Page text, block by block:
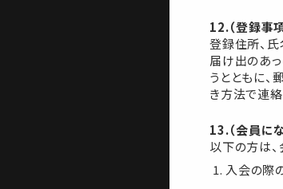
12.（登録事
登録住所、
届け出のあ
うとともに
き方法で連
13.（会員に
以下の方は、
入会の際